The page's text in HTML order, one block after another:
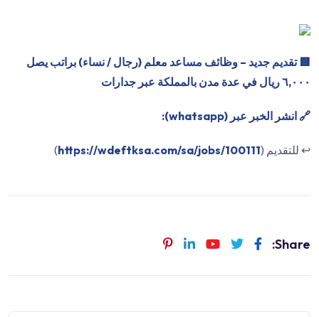
🟥 تقديم جديد – وظائف مساعد معلم (رجال / نساء) براتب يصل
٦,٠٠٠ ريال في عدة مدن بالمملكة عبر جدارات
🔗 انشر الخبر عبر (whatsapp):
↩️ للتقديم (https://wdeftksa.com/sa/jobs/100111
)
Share: